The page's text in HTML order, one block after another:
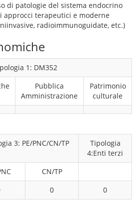
di patologie del sistema endocrino
approcci terapeutici e moderne
radioimmunoguidate, etc.)
1: DM352
Pubblica
Amministrazione
Patrimonio
culturale
3: PE/PNC/CN/TP
Tipologia
4:Enti terzi
CN/TP
0 0